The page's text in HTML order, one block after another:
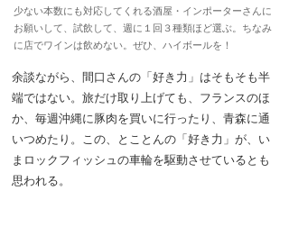
少ない本数にも対応してくれる酒屋・インポーターさんに
お願いして、試飲して、週に１回３種類ほど選ぶ。ちなみ
に店でワインは飲めない。ぜひ、ハイボールを！
余談ながら、間口さんの「好き力」はそもそも半
端ではない。旅だけ取り上げても、フランスのほ
か、毎週沖縄に豚肉を買いに行ったり、青森に通
いつめたり。この、とことんの「好き力」が、い
まロックフィッシュの車輪を駆動させているとも
思われる。